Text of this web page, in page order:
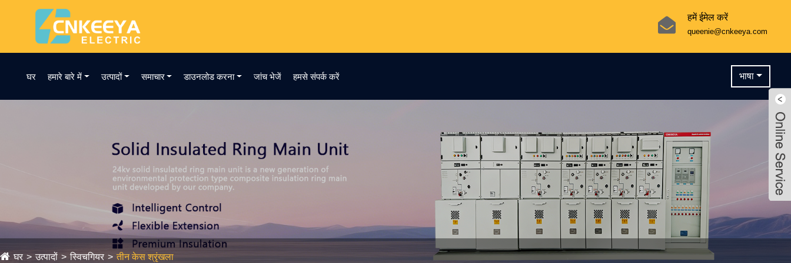
हमें ईमेल करें
queenie@cnkeeya.com
घर हमारे बारे में उत्पादों समाचार डाउनलोड करना जांच भेजें हमसे संपर्क करें भाषा
घर उत्पादों स्विचगियर तीन केस श्रृंखला